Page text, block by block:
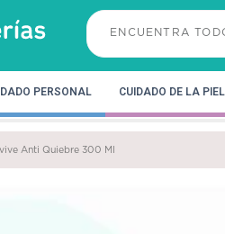
PERSONAL CUIDADO DE LA PIEL
Anti Quiebre 300 Ml